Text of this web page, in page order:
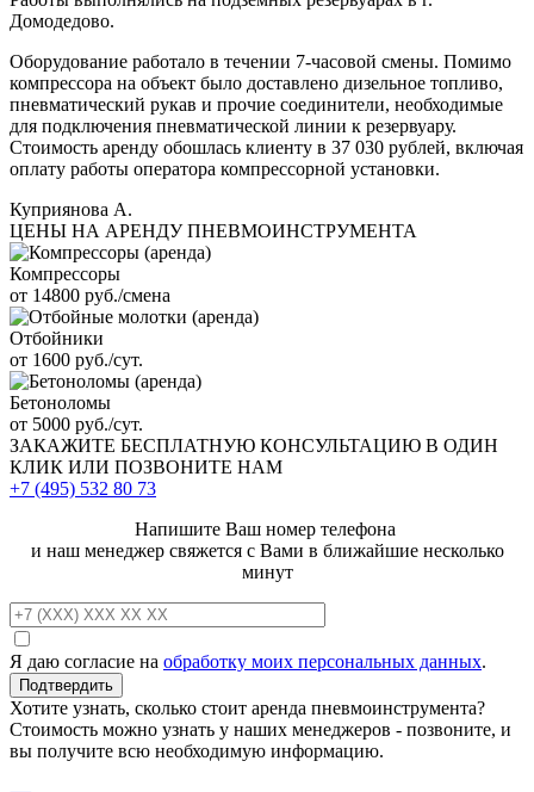
Домодедово.
Оборудование работало в течении 7-часовой смены. Помимо
компрессора на объект было доставлено дизельное топливо,
пневматический рукав и прочие соединители, необходимые
для подключения пневматической линии к резервуару.
Стоимость аренду обошлась клиенту в 37 030 рублей, включая
оплату работы оператора компрессорной установки.
Куприянова А.
ЦЕНЫ НА АРЕНДУ ПНЕВМОИНСТРУМЕНТА
Компрессоры
от 14800 руб./смена
Отбойники
от 1600 руб./сут.
Бетоноломы
от 5000 руб./сут.
ЗАКАЖИТЕ БЕСПЛАТНУЮ КОНСУЛЬТАЦИЮ В ОДИН
КЛИК ИЛИ ПОЗВОНИТЕ НАМ
+7 (495) 532 80 73
Напишите Ваш номер телефона
и наш менеджер свяжется с Вами в ближайшие несколько
минут
Я даю согласие на обработку моих персональных данных.
Хотите узнать, сколько стоит аренда пневмоинструмента?
Стоимость можно узнать у наших менеджеров - позвоните, и
вы получите всю необходимую информацию.